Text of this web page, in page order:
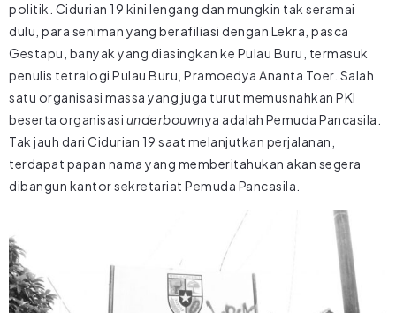
politik. Cidurian 19 kini lengang dan mungkin tak seramai
dulu, para seniman yang berafiliasi dengan Lekra, pasca
Gestapu, banyak yang diasingkan ke Pulau Buru, termasuk
penulis tetralogi Pulau Buru, Pramoedya Ananta Toer. Salah
satu organisasi massa yang juga turut memusnahkan PKI
beserta organisasi underbouwnya adalah Pemuda Pancasila.
Tak jauh dari Cidurian 19 saat melanjutkan perjalanan,
terdapat papan nama yang memberitahukan akan segera
dibangun kantor sekretariat Pemuda Pancasila.